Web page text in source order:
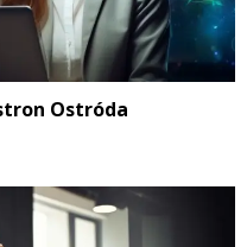
Ostróda